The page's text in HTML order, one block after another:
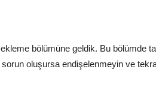
bölümüne geldik. Bu bölümde
oluşursa endişelenmeyin ve